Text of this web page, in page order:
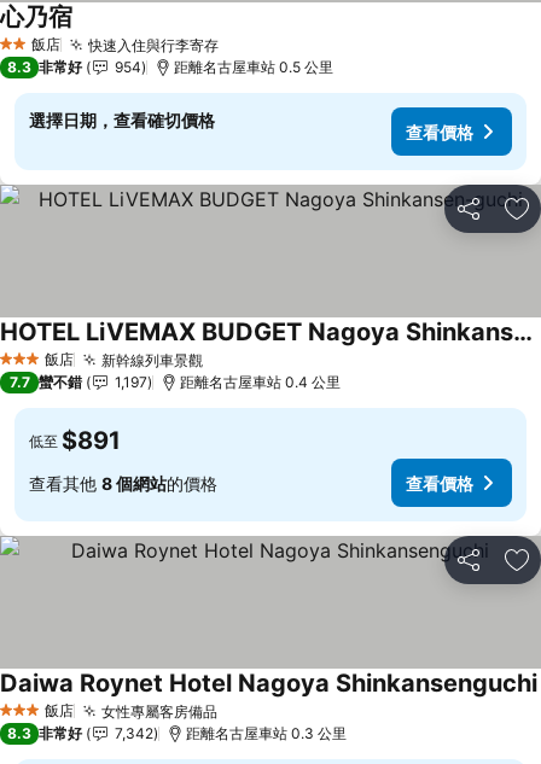
2 星級飯店 快速入住與行李寄存查看價格
心乃宿
8.3 非常好 954 距離名古屋車站 0.5 公里
選擇日期，查看確切價格
查看價格
分享 加
3 星級 飯店 新幹線列車景觀查看價格
HOTEL LiVEMAX BUDGET Nagoya Shinkansen-guchi
查看價格
7.7 蠻不錯 1,197 距離名古屋車站 0.4 公里
低至 $891
查看其他 8 個網站的價格 查看價格
分享 加
3 星級 飯店 女性專屬客房備品查看價格
Daiwa Roynet Hotel Nagoya Shinkansenguchi
8.3 非常好 7,342 距離名古屋車站 0.3 公里